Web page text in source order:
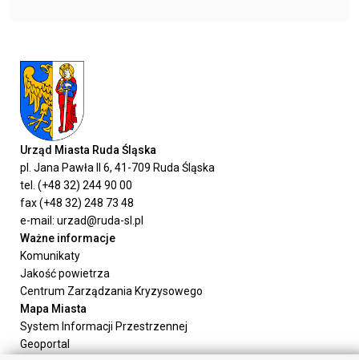
Urząd Miasta Ruda Śląska
pl. Jana Pawła II 6, 41-709 Ruda Śląska
tel. (+48 32) 244 90 00
fax (+48 32) 248 73 48
e-mail: urzad@ruda-sl.pl
Ważne informacje
Komunikaty
Jakość powietrza
Centrum Zarządzania Kryzysowego
Mapa Miasta
System Informacji Przestrzennej
Geoportal